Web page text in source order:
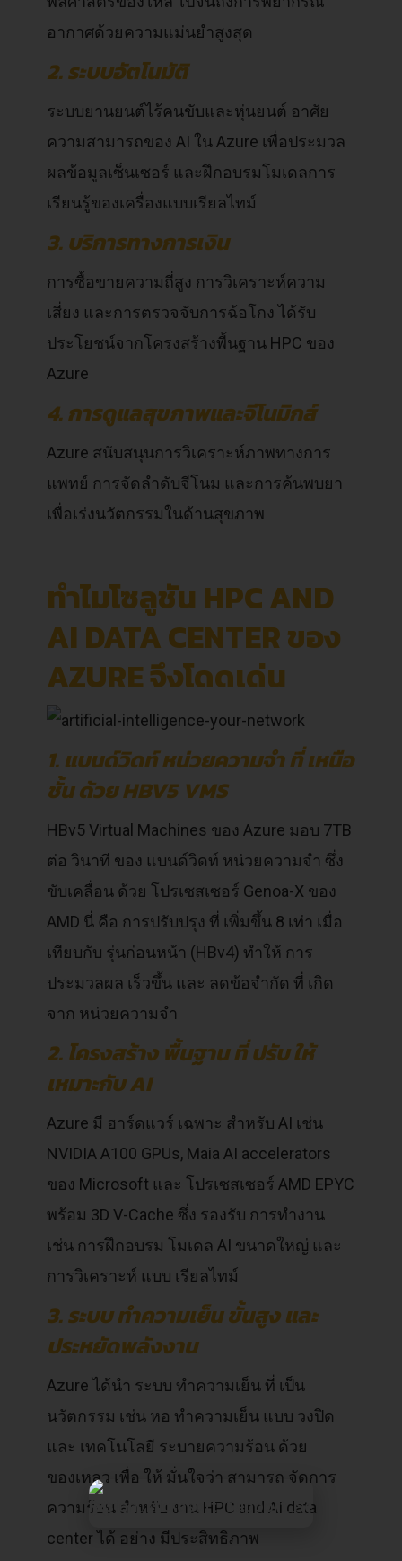
อากาศด้วยความแม่นยำสูงสุด
2. ระบบอัตโนมัติ
ระบบยานยนต์ไร้คนขับและหุ่นยนต์ อาศัย
ความสามารถของ AI ใน Azure เพื่อประมวล
ผลข้อมูลเซ็นเซอร์ และฝึกอบรมโมเดลการ
เรียนรู้ของเครื่องแบบเรียลไทม์
3. บริการทางการเงิน
การซื้อขายความถี่สูง การวิเคราะห์ความ
เสี่ยง และการตรวจจับการฉ้อโกง ได้รับ
ประโยชน์จากโครงสร้างพื้นฐาน HPC ของ
Azure
4. การดูแลสุขภาพและจีโนมิกส์
Azure สนับสนุนการวิเคราะห์ภาพทางการ
แพทย์ การจัดลำดับจีโนม และการค้นพบยา
เพื่อเร่งนวัตกรรมในด้านสุขภาพ
ทำไมโซลูชัน HPC AND
AI DATA CENTER ของ
AZURE จึงโดดเด่น
1. แบนด์วิดท์ หน่วยความจำ ที่ เหนือ
ชั้น ด้วย HBV5 VMS
HBv5 Virtual Machines ของ Azure มอบ 7TB
ต่อ วินาที ของ แบนด์วิดท์ หน่วยความจำ ซึ่ง
ขับเคลื่อน ด้วย โปรเซสเซอร์ Genoa-X ของ
AMD นี่ คือ การปรับปรุง ที่ เพิ่มขึ้น 8 เท่า เมื่อ
เทียบกับ รุ่นก่อนหน้า (HBv4) ทำให้ การ
ประมวลผล เร็วขึ้น และ ลดข้อจำกัด ที่ เกิด
จาก หน่วยความจำ
2. โครงสร้าง พื้นฐาน ที่ ปรับ ให้
เหมาะกับ AI
Azure มี ฮาร์ดแวร์ เฉพาะ สำหรับ AI เช่น
NVIDIA A100 GPUs, Maia AI accelerators
ของ Microsoft และ โปรเซสเซอร์ AMD EPYC
พร้อม 3D V-Cache ซึ่ง รองรับ การทำงาน
เช่น การฝึกอบรม โมเดล AI ขนาดใหญ่ และ
การวิเคราะห์ แบบ เรียลไทม์
3. ระบบ ทำความเย็น ขั้นสูง และ
ประหยัดพลังงาน
Azure ได้นำ ระบบ ทำความเย็น ที่ เป็น
นวัตกรรม เช่น หอ ทำความเย็น แบบ วงปิด
และ เทคโนโลยี ระบายความร้อน ด้วย
ของเหลว เพื่อ ให้ มั่นใจว่า สามารถ จัดการ
ความร้อน สำหรับ งาน HPC and AI data
center ได้ อย่าง มีประสิทธิภาพ